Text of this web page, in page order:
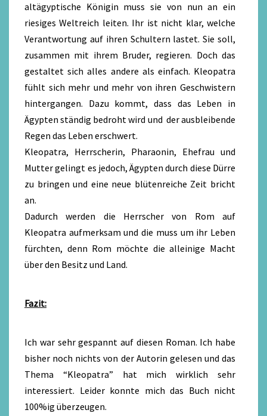
altägyptische Königin muss sie von nun an ein
riesiges Weltreich leiten. Ihr ist nicht klar, welche
Verantwortung auf ihren Schultern lastet. Sie soll,
zusammen mit ihrem Bruder, regieren. Doch das
gestaltet sich alles andere als einfach. Kleopatra
fühlt sich mehr und mehr von ihren Geschwistern
hintergangen. Dazu kommt, dass das Leben in
Ägypten ständig bedroht wird und der ausbleibende
Regen das Leben erschwert.
Kleopatra, Herrscherin, Pharaonin, Ehefrau und
Mutter gelingt es jedoch, Ägypten durch diese Dürre
zu bringen und eine neue blütenreiche Zeit bricht
an.
Dadurch werden die Herrscher von Rom auf
Kleopatra aufmerksam und die muss um ihr Leben
fürchten, denn Rom möchte die alleinige Macht
über den Besitz und Land.
Fazit:
Ich war sehr gespannt auf diesen Roman. Ich habe
bisher noch nichts von der Autorin gelesen und das
Thema “Kleopatra” hat mich wirklich sehr
interessiert. Leider konnte mich das Buch nicht
100%ig überzeugen.